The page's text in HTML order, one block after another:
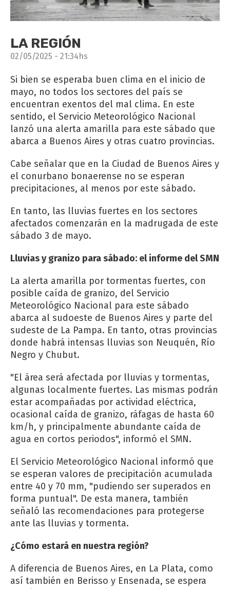
LA REGIÓN
02/05/2025 - 21:34hs
Si bien se esperaba buen clima en el inicio de
mayo, no todos los sectores del país se
encuentran exentos del mal clima. En este
sentido, el Servicio Meteorológico Nacional
lanzó una alerta amarilla para este sábado que
abarca a Buenos Aires y otras cuatro provincias.
Cabe señalar que en la Ciudad de Buenos Aires y
el conurbano bonaerense no se esperan
precipitaciones, al menos por este sábado.
En tanto, las lluvias fuertes en los sectores
afectados comenzarán en la madrugada de este
sábado 3 de mayo.
Lluvias y granizo para sábado: el informe del SMN
La alerta amarilla por tormentas fuertes, con
posible caída de granizo, del Servicio
Meteorológico Nacional para este sábado
abarca al sudoeste de Buenos Aires y parte del
sudeste de La Pampa. En tanto, otras provincias
donde habrá intensas lluvias son Neuquén, Río
Negro y Chubut.
"El área será afectada por lluvias y tormentas,
algunas localmente fuertes. Las mismas podrán
estar acompañadas por actividad eléctrica,
ocasional caída de granizo, ráfagas de hasta 60
km/h, y principalmente abundante caída de
agua en cortos periodos", informó el SMN.
El Servicio Meteorológico Nacional informó que
se esperan valores de precipitación acumulada
entre 40 y 70 mm, "pudiendo ser superados en
forma puntual". De esta manera, también
señaló las recomendaciones para protegerse
ante las lluvias y tormenta.
¿Cómo estará en nuestra región?
A diferencia de Buenos Aires, en La Plata, como
así también en Berisso y Ensenada, se espera